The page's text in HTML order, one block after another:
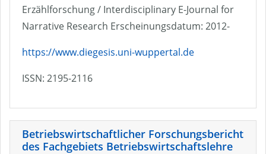
Erzählforschung / Interdisciplinary E-Journal for
Narrative Research Erscheinungsdatum: 2012-
https://www.diegesis.uni-wuppertal.de
ISSN: 2195-2116
Betriebswirtschaftlicher Forschungsbericht
des Fachgebiets Betriebswirtschaftslehre